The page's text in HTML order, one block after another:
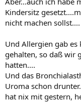
Kindersitz
nicht machen sollst....
Und Allergien gab
gehalten, so daß wir
hatten....
Und das
Uroma schon
hat nix mit gestern,